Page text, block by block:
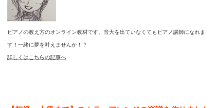
ピアノの教え方のオンライン教材です。音大を出ていなくてもピアノ講師になれま
す！一緒に夢を叶えませんか！？
詳しくはこちらの記事へ